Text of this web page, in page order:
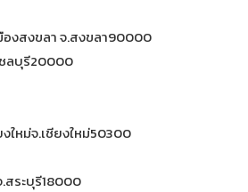
องสงขลา จ.สงขลา90000
ชลบุรี20000
ใหม่จ.เชียงใหม่50300
สระบุรี18000